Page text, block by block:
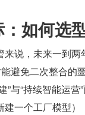
如何选
说，未来一到
避免二次整合的
”与“持续智能运
一个工厂模型